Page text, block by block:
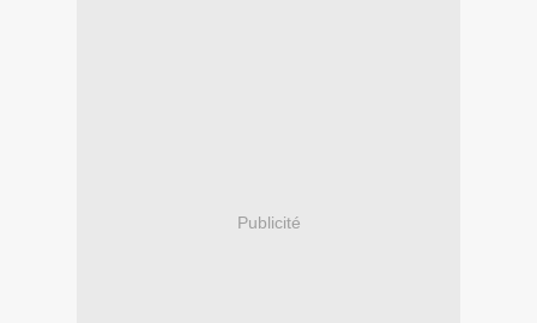
Publicité